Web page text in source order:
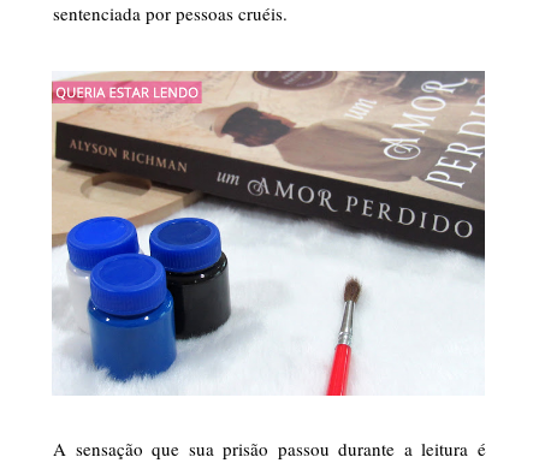
sentenciada por pessoas cruéis.
A sensação que sua prisão passou durante a leitura é